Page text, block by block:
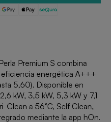
Premium S combina
energética A+++
5,60). Disponible en
kW, 3,5 kW, 5,3 kW y 7,1
Clean a 56°C, Self Clean,
mediante la app hOn.